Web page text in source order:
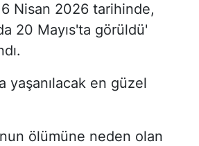
Nisan 2026 tarihinde,
20 Mayıs'ta görüldü'
yaşanılacak en güzel
ölümüne neden olan